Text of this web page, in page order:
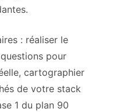
: réaliser le
pour
cartographier
de votre stack
1 du plan 90